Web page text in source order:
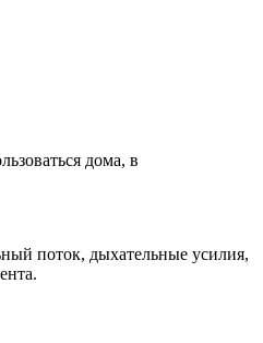
дома, в
поток, дыхательные усилия,